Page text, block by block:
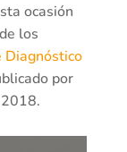
ocasión
los
Diagnóstico
por